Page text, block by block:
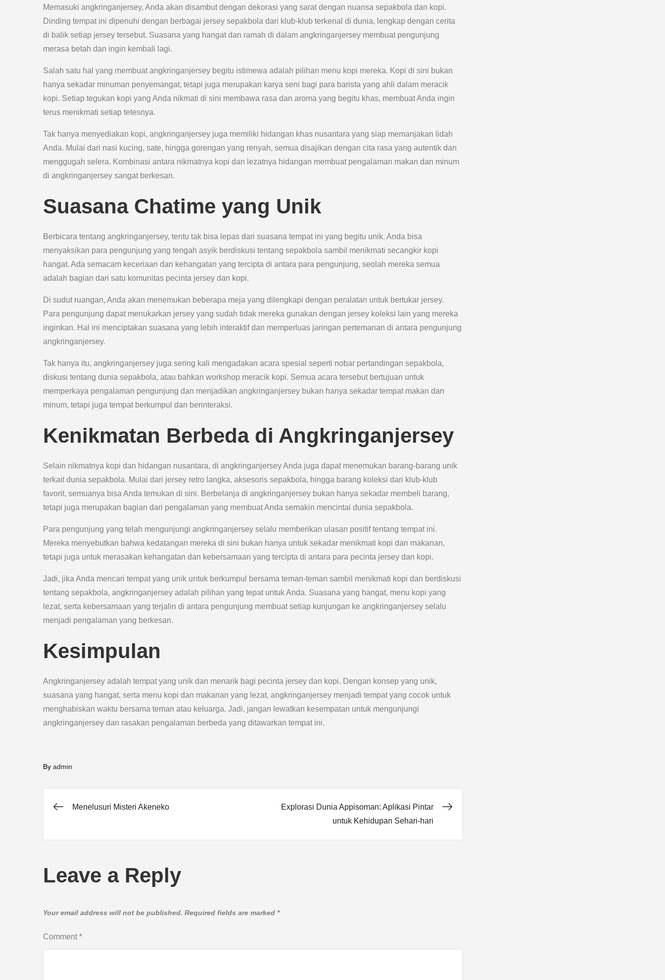
Memasuki angkringanjersey, Anda akan disambut dengan dekorasi yang sarat dengan nuansa sepakbola dan kopi.
Dinding tempat ini dipenuhi dengan berbagai jersey sepakbola dari klub-klub terkenal di dunia, lengkap dengan cerita
di balik setiap jersey tersebut. Suasana yang hangat dan ramah di dalam angkringanjersey membuat pengunjung
merasa betah dan ingin kembali lagi.
Salah satu hal yang membuat angkringanjersey begitu istimewa adalah pilihan menu kopi mereka. Kopi di sini bukan
hanya sekadar minuman penyemangat, tetapi juga merupakan karya seni bagi para barista yang ahli dalam meracik
kopi. Setiap tegukan kopi yang Anda nikmati di sini membawa rasa dan aroma yang begitu khas, membuat Anda ingin
terus menikmati setiap tetesnya.
Tak hanya menyediakan kopi, angkringanjersey juga memiliki hidangan khas nusantara yang siap memanjakan lidah
Anda. Mulai dari nasi kucing, sate, hingga gorengan yang renyah, semua disajikan dengan cita rasa yang autentik dan
menggugah selera. Kombinasi antara nikmatnya kopi dan lezatnya hidangan membuat pengalaman makan dan minum
di angkringanjersey sangat berkesan.
Suasana Chatime yang Unik
Berbicara tentang angkringanjersey, tentu tak bisa lepas dari suasana tempat ini yang begitu unik. Anda bisa
menyaksikan para pengunjung yang tengah asyik berdiskusi tentang sepakbola sambil menikmati secangkir kopi
hangat. Ada semacam keceriaan dan kehangatan yang tercipta di antara para pengunjung, seolah mereka semua
adalah bagian dari satu komunitas pecinta jersey dan kopi.
Di sudut ruangan, Anda akan menemukan beberapa meja yang dilengkapi dengan peralatan untuk bertukar jersey.
Para pengunjung dapat menukarkan jersey yang sudah tidak mereka gunakan dengan jersey koleksi lain yang mereka
inginkan. Hal ini menciptakan suasana yang lebih interaktif dan memperluas jaringan pertemanan di antara pengunjung
angkringanjersey.
Tak hanya itu, angkringanjersey juga sering kali mengadakan acara spesial seperti nobar pertandingan sepakbola,
diskusi tentang dunia sepakbola, atau bahkan workshop meracik kopi. Semua acara tersebut bertujuan untuk
memperkaya pengalaman pengunjung dan menjadikan angkringanjersey bukan hanya sekadar tempat makan dan
minum, tetapi juga tempat berkumpul dan berinteraksi.
Kenikmatan Berbeda di Angkringanjersey
Selain nikmatnya kopi dan hidangan nusantara, di angkringanjersey Anda juga dapat menemukan barang-barang unik
terkait dunia sepakbola. Mulai dari jersey retro langka, aksesoris sepakbola, hingga barang koleksi dari klub-klub
favorit, semuanya bisa Anda temukan di sini. Berbelanja di angkringanjersey bukan hanya sekadar membeli barang,
tetapi juga merupakan bagian dari pengalaman yang membuat Anda semakin mencintai dunia sepakbola.
Para pengunjung yang telah mengunjungi angkringanjersey selalu memberikan ulasan positif tentang tempat ini.
Mereka menyebutkan bahwa kedatangan mereka di sini bukan hanya untuk sekadar menikmati kopi dan makanan,
tetapi juga untuk merasakan kehangatan dan kebersamaan yang tercipta di antara para pecinta jersey dan kopi.
Jadi, jika Anda mencari tempat yang unik untuk berkumpul bersama teman-teman sambil menikmati kopi dan berdiskusi
tentang sepakbola, angkringanjersey adalah pilihan yang tepat untuk Anda. Suasana yang hangat, menu kopi yang
lezat, serta kebersamaan yang terjalin di antara pengunjung membuat setiap kunjungan ke angkringanjersey selalu
menjadi pengalaman yang berkesan.
Kesimpulan
Angkringanjersey adalah tempat yang unik dan menarik bagi pecinta jersey dan kopi. Dengan konsep yang unik,
suasana yang hangat, serta menu kopi dan makanan yang lezat, angkringanjersey menjadi tempat yang cocok untuk
menghabiskan waktu bersama teman atau keluarga. Jadi, jangan lewatkan kesempatan untuk mengunjungi
angkringanjersey dan rasakan pengalaman berbeda yang ditawarkan tempat ini.
By admin
Post
Menelusuri Misteri Akeneko
Explorasi Dunia Appisoman: Aplikasi Pintar
untuk Kehidupan Sehari-hari
Leave a Reply
Your email address will not be published. Required fields are marked *
Comment *